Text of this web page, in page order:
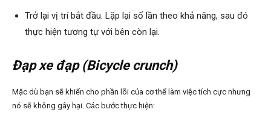
Trở lại vị trí bắt đầu. Lặp lại số lần theo khả năng, sau đó
thực hiện tương tự với bên còn lại.
Đạp xe đạp (Bicycle crunch)
Mặc dù bạn sẽ khiến cho phần lõi của cơ thể làm việc tích cực nhưng
nó sẽ không gây hại. Các bước thực hiện: